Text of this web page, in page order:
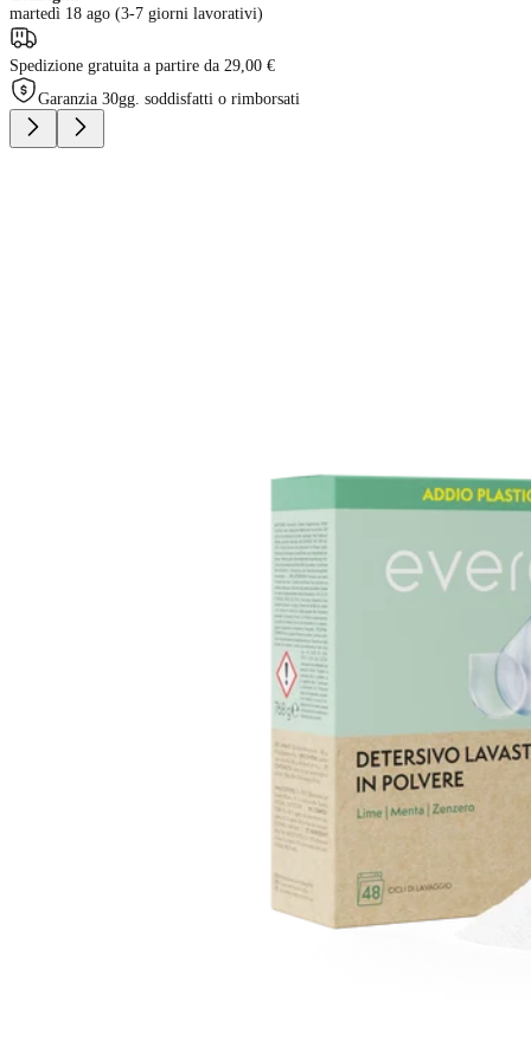
martedì 18 ago (3-7 giorni lavorativi)
Spedizione gratuita a partire da 29,00 €
Garanzia 30gg. soddisfatti o rimborsati